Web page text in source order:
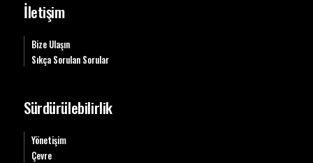
İletişim
Bize Ulaşın
Sıkça Sorulan Sorular
Sürdürülebilirlik
Yönetişim
Çevre